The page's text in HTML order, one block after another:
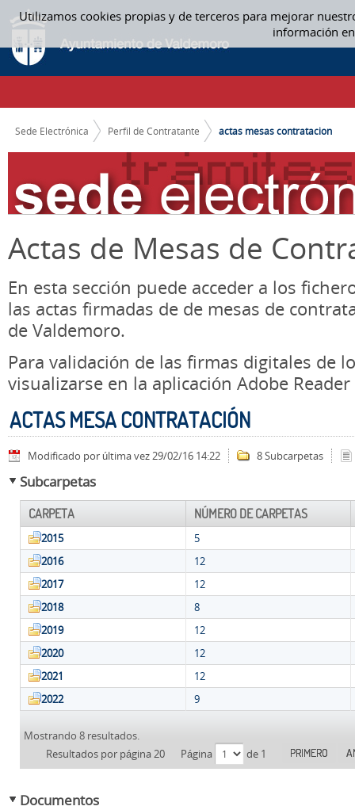
Utilizamos cookies propias y de terceros para mejorar
información
Saltar al contenido
ACTAS MESA CONTRATACIÓN - ACTAS MESAS CONTRATACION
CAMINO DE MIGAS
Sede Electrónica Perfil de Contratante actas mesas contratacion
Actas de Mesas de
En esta sección puede acceder a los
las actas firmadas de de mesas de
de Valdemoro.
Para validación de las firmas digitales de
visualizarse en la aplicación Adobe Reader
ACTAS MESA CONTRATACIÓN
Modificado por última vez 29/02/16 14:22 8 Subcarpetas
Subcarpetas
CARPETA NÚMERO DE CARPETAS
2015
5
2016
12
2017
12
2018
8
2019
12
2020
12
2021
12
2022
9
Mostrando 8 resultados.
Resultados por página 20
Página de 1 PRIMERO
Documentos